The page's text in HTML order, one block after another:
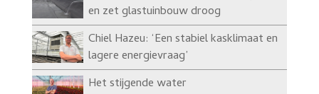
en zet glastuinbouw droog
Chiel Hazeu: ‘Een stabiel kasklimaat en
lagere energievraag’
Het stijgende water